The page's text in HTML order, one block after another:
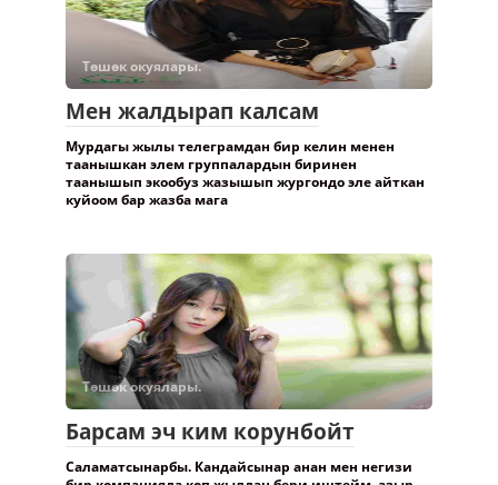
Төшөк окуялары.
Мен жалдырап калсам
Мурдагы жылы телеграмдан бир келин менен
таанышкан элем группалардын биринен
таанышып экообуз жазышып жургондо эле айткан
куйоом бар жазба мага
Төшөк окуялары.
Барсам эч ким корунбойт
Саламатсынарбы. Кандайсынар анан мен негизи